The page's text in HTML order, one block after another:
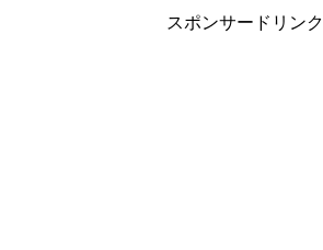
スポンサードリンク